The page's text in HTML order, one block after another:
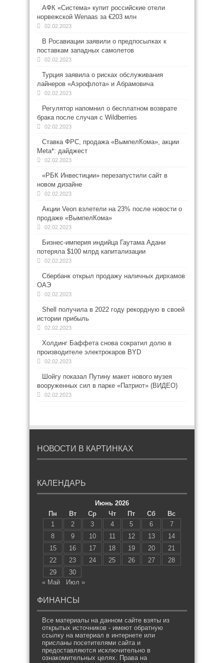
АФК «Система» купит российские отели
норвежской Wenaas за €203 млн
02.02.2023
В Росавиации заявили о предпосылках к
поставкам западных самолетов
02.02.2023
Турция заявила о рисках обслуживания
лайнеров «Аэрофлота» и Абрамовича
02.02.2023
Регулятор напомнил о бесплатном возврате
брака после случая с Wildberries
02.02.2023
Ставка ФРС, продажа «ВымпелКома», акции
Meta*: дайджест
02.02.2023
«РБК Инвестиции» перезапустили сайт в
новом дизайне
02.02.2023
Акции Veon взлетели на 23% после новости о
продаже «ВымпелКома»
02.02.2023
Бизнес-империя индийца Гаутама Адани
потеряла $100 млрд капитализации
02.02.2023
Сбербанк открыл продажу наличных дирхамов
ОАЭ
02.02.2023
Shell получила в 2022 году рекордную в своей
истории прибыль
02.02.2023
Холдинг Баффета снова сократил долю в
производителе электрокаров BYD
02.02.2023
Шойгу показал Путину макет нового музея
вооруженных сил в парке «Патриот» (ВИДЕО)
02.02.2023
НОВОСТИ В КАРТИНКАХ
КАЛЕНДАРЬ
Июнь 2026
Пн
Вт Ср Чт Пт Сб
Вс
1
2 3 4 5 6
7
8
9 10 11 12 13
14
15
16 17 18 19 20
21
22
23 24 25 26 27
28
29
30
« Май
Июл »
ФИНАНСЫ
Все материалы на данном сайте взяты из
открытых источников - имеют обратную
ссылку на материал в интернете или
присланы посетителями сайта и
предоставляются исключительно в
ознакомительных целях. Права на